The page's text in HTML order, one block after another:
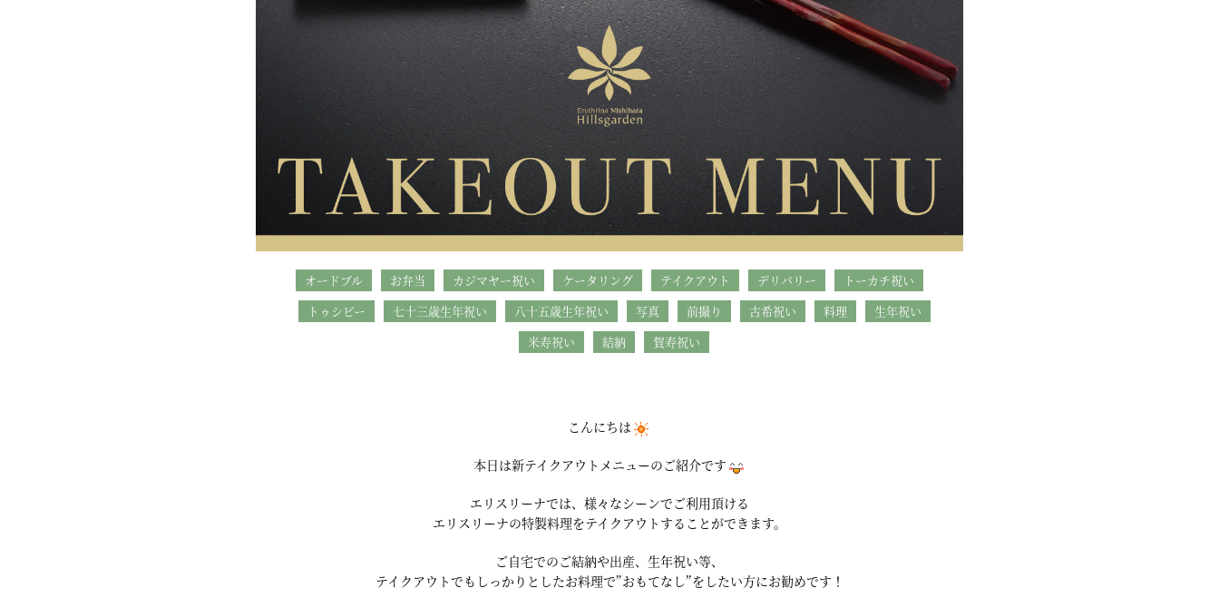
オードブル お弁当 カジマヤー祝い ケータリング テイクアウト デリバリー
トーカチ祝い
トゥシビー
七十三歳生年祝い 八十五歳生年祝い 写真 前撮り 古希祝い 料理
生年祝い
米寿祝い
結納 賀寿祝い
こんにちは
本日は新テイクアウトメニューのご紹介です
エリスリーナでは、様々なシーンでご利用頂ける
エリスリーナの特製料理をテイクアウトすることができます。
ご自宅でのご結納や出産、生年祝い等、
テイクアウトでもしっかりとしたお料理で”おもてなし”をしたい方にお勧めです！